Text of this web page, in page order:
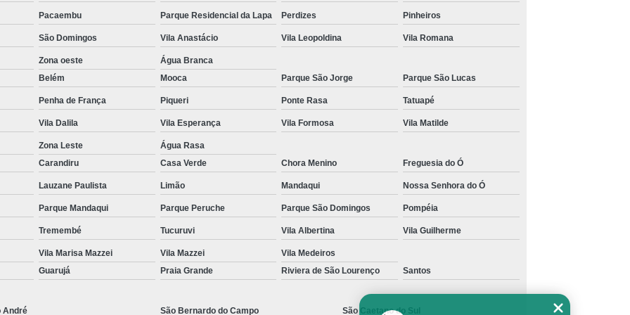
Equipamentos para Academia de Idosos
Venda Equipamentos para Academia de Studio de Personal Trainer
Pacaembu Parque Residencial da Lapa Perdizes Pinheiros
São Domingos Vila Anastácio Vila Leopoldina Vila Romana
Zona oeste
Água Branca
Belém Mooca Parque São Jorge Parque São Lucas
Penha de França Piqueri Ponte Rasa Tatuapé
Vila Dalila Vila Esperança Vila Formosa Vila Matilde
Zona Leste
Água Rasa
Carandiru Casa Verde Chora Menino Freguesia do Ó
Lauzane Paulista Limão Mandaqui Nossa Senhora do Ó
Parque Mandaqui Parque Peruche Parque São Domingos Pompéia
Tremembé Tucuruvi Vila Albertina Vila Guilherme
Vila Marisa Mazzei Vila Mazzei
Vila Medeiros
Guarujá Praia Grande Riviera de São Lourenço Santos
André São Bernardo do Campo São Caetano do Sul